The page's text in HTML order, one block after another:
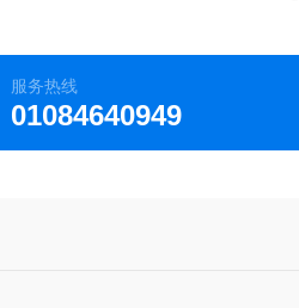
服务热线
01084640949